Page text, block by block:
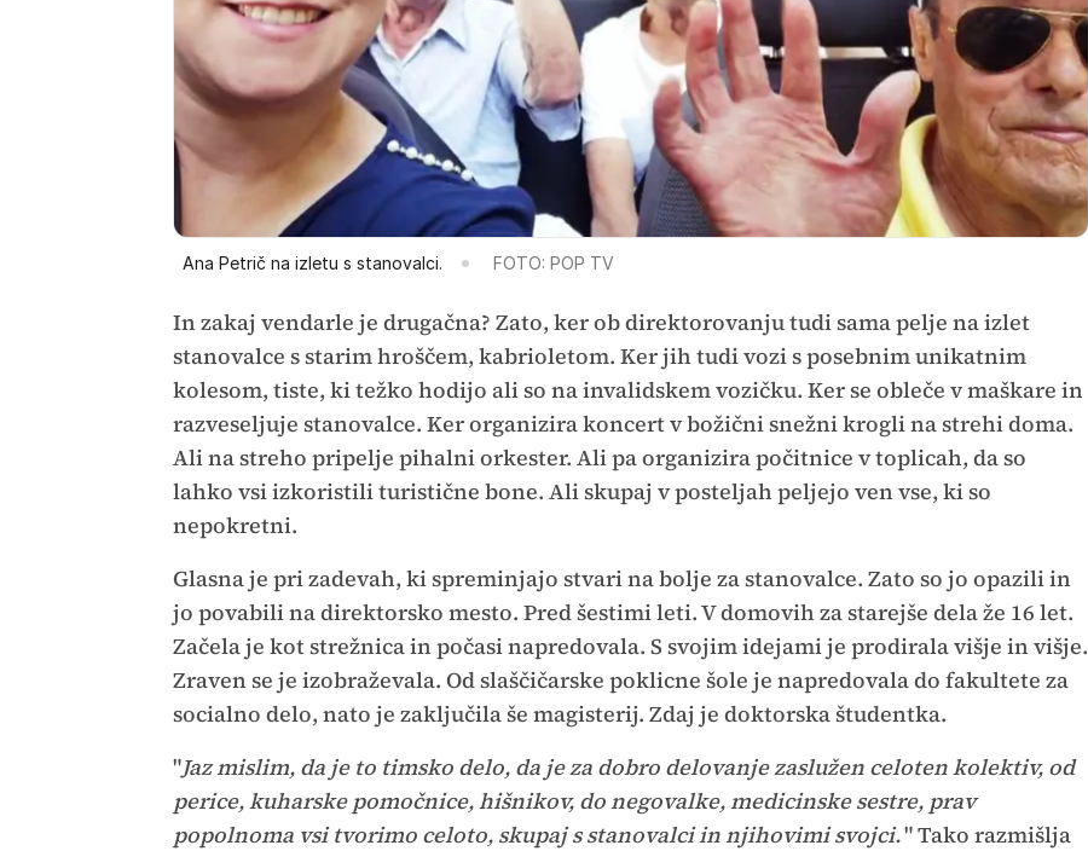
Ana Petrič na izletu s stanovalci. FOTO: POP TV
In zakaj vendarle je drugačna? Zato, ker ob direktorovanju tudi sama pelje na izlet
stanovalce s starim hroščem, kabrioletom. Ker jih tudi vozi s posebnim unikatnim
kolesom, tiste, ki težko hodijo ali so na invalidskem vozičku. Ker se obleče v maškare in
razveseljuje stanovalce. Ker organizira koncert v božični snežni krogli na strehi doma.
Ali na streho pripelje pihalni orkester. Ali pa organizira počitnice v toplicah, da so
lahko vsi izkoristili turistične bone. Ali skupaj v posteljah peljejo ven vse, ki so
nepokretni.
Glasna je pri zadevah, ki spreminjajo stvari na bolje za stanovalce. Zato so jo opazili in
jo povabili na direktorsko mesto. Pred šestimi leti. V domovih za starejše dela že 16 let.
Začela je kot strežnica in počasi napredovala. S svojim idejami je prodirala višje in višje.
Zraven se je izobraževala. Od slaščičarske poklicne šole je napredovala do fakultete za
socialno delo, nato je zaključila še magisterij. Zdaj je doktorska študentka.
"Jaz mislim, da je to timsko delo, da je za dobro delovanje zaslužen celoten kolektiv, od
perice, kuharske pomočnice, hišnikov, do negovalke, medicinske sestre, prav
popolnoma vsi tvorimo celoto, skupaj s stanovalci in njihovimi svojci." Tako razmišlja